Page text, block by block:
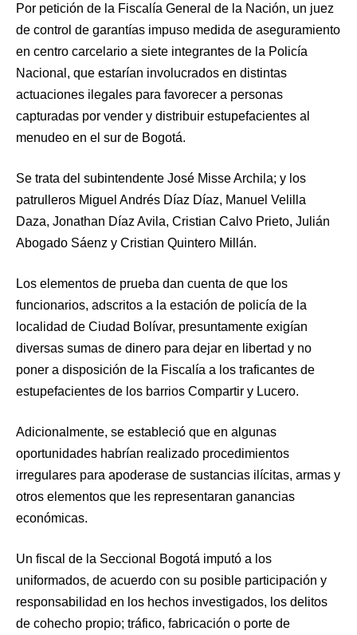
Por petición de la Fiscalía General de la Nación, un juez
de control de garantías impuso medida de aseguramiento
en centro carcelario a siete integrantes de la Policía
Nacional, que estarían involucrados en distintas
actuaciones ilegales para favorecer a personas
capturadas por vender y distribuir estupefacientes al
menudeo en el sur de Bogotá.
Se trata del subintendente José Misse Archila; y los
patrulleros Miguel Andrés Díaz Díaz, Manuel Velilla
Daza, Jonathan Díaz Avila, Cristian Calvo Prieto, Julián
Abogado Sáenz y Cristian Quintero Millán.
Los elementos de prueba dan cuenta de que los
funcionarios, adscritos a la estación de policía de la
localidad de Ciudad Bolívar, presuntamente exigían
diversas sumas de dinero para dejar en libertad y no
poner a disposición de la Fiscalía a los traficantes de
estupefacientes de los barrios Compartir y Lucero.
Adicionalmente, se estableció que en algunas
oportunidades habrían realizado procedimientos
irregulares para apoderase de sustancias ilícitas, armas y
otros elementos que les representaran ganancias
económicas.
Un fiscal de la Seccional Bogotá imputó a los
uniformados, de acuerdo con su posible participación y
responsabilidad en los hechos investigados, los delitos
de cohecho propio; tráfico, fabricación o porte de